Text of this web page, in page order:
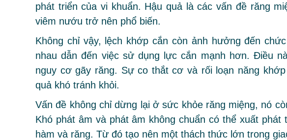
phát triển của vi khuẩn. Hậu quả là các vấn đề răng
viêm nướu trở nên phổ biến.
Không chỉ vậy, lệch khớp cắn còn ảnh hưởng đến
nhau dẫn đến việc sử dụng lực cắn mạnh hơn. Điều
nguy cơ gãy răng. Sự co thắt cơ và rối loạn năng
quả khó tránh khỏi.
Vấn đề không chỉ dừng lại ở sức khỏe răng miệng, nó
Khó phát âm và phát âm không chuẩn có thể xuất
hàm và răng. Từ đó tạo nên một thách thức lớn trong